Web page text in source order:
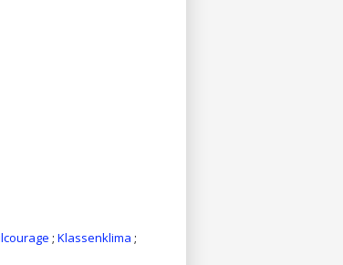
; Klassenklima ;